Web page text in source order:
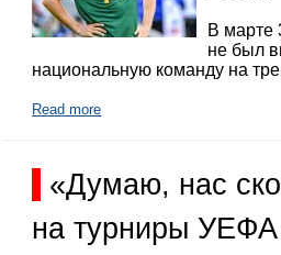
В марте
не был
национальную команду на
Read more
«Думаю, нас
на турниры